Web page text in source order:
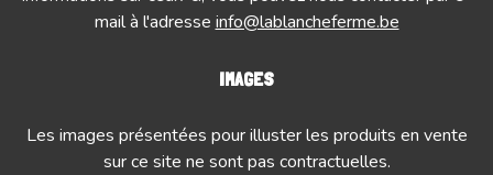
mail à l'adresse info@lablancheferme.be
IMAGES
Les images présentées pour illuster les produits en vente
sur ce site ne sont pas contractuelles.